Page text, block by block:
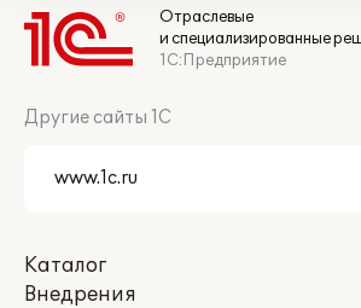
Отраслевые
и специализированные
1С:Предприятие
Другие сайты 1С
Каталог
Внедрения